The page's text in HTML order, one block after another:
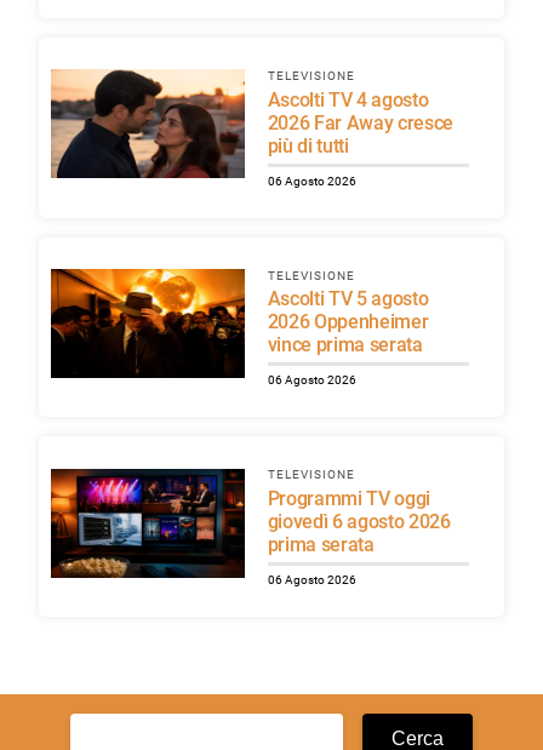
TELEVISIONE
Ascolti TV 4 agosto
2026 Far Away cresce
più di tutti
06 Agosto 2026
TELEVISIONE
Ascolti TV 5 agosto
2026 Oppenheimer
vince prima serata
06 Agosto 2026
TELEVISIONE
Programmi TV oggi
giovedì 6 agosto 2026
prima serata
06 Agosto 2026